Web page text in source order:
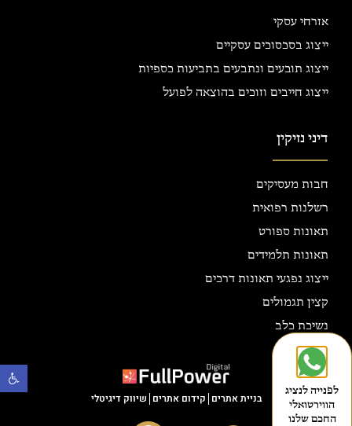
אזרחי עסקי
ייצוג בסכסוכים עסקיים
ייצוג תובעים ונתבעים בתביעות כספיות
ייצוג חייבים וזוכים בהוצאה לפועל
דיני נזיקין
חבות מעסיקים
רשלנות רפואית
תאונות ספורט
תאונות תלמידים
ייצוג נפגעי תאונות דרכים
קצין תגמולים
נשיכת כלב
בניית אתרים קידום אתרים שיווק דיגיטלי
לפנייה לנציג
הווירטואלי
החכם שלנו